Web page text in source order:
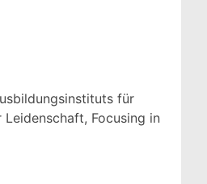
für
Focusing in